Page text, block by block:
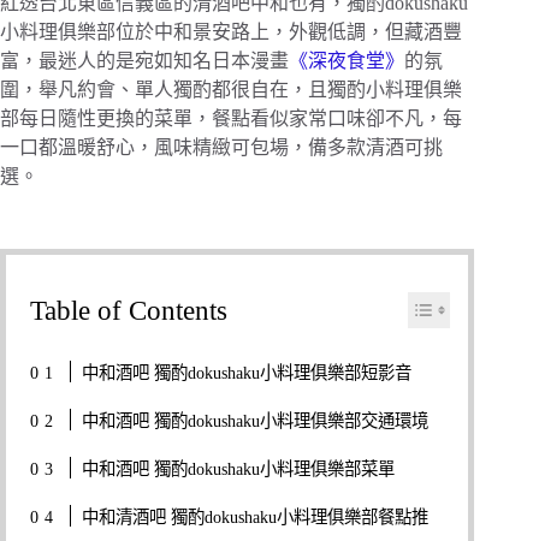
小料理俱樂部位於中和景安路上，外觀低調，但藏酒豐
富，最迷人的是宛如知名日本漫畫 《深夜食堂》 的氛
圍，舉凡約會、單人獨酌都很自在，且獨酌小料理俱樂
部每日隨性更換的菜單，餐點看似家常口味卻不凡，每
一口都溫暖舒心，風味精緻可包場，備多款清酒可挑
選。
Table of Contents
中和酒吧 獨酌dokushaku小料理俱樂部短影音
中和酒吧 獨酌dokushaku小料理俱樂部交通環境
中和酒吧 獨酌dokushaku小料理俱樂部菜單
中和清酒吧 獨酌dokushaku小料理俱樂部餐點推